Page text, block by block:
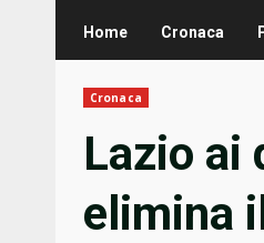
Home Cronaca
Cronaca
Lazio ai
elimina